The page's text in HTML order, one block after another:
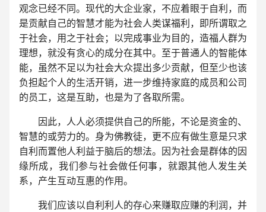
观念已经不同。现代的大企业家，不应着眼于自利，而
是贡献自己的智慧才能为社会人类谋福利，即所谓取之
于社会，用之于社会；以完成事业为目的，造福人群为
理想，就没有贪心的成分在其中。至于普通人的智能体
能，虽然不足以为社会大众提出多少贡献，但至少也该
负担起个人的生活开销，进一步维持家庭的成员和公司
的员工，这是互助，也是为了各取所需。
因此，人人必须提供自己的所能，不论是资金的、
智慧的或劳力的。身为佛教徒，更不应有做生意是只求
自利而置他人利益于脑后的想法。因为社会是群体的因
缘所成，我们参与社会做任何事，就跟其他人发生关
系，产生互动互惠的作用。
我们应该以自利利人的存心来赚取应赚的利润，并